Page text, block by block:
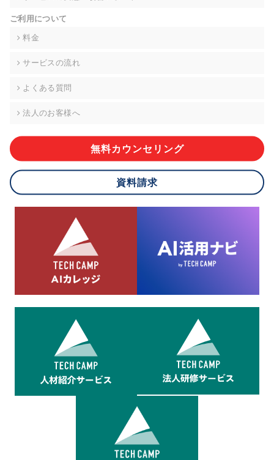
により、ご希望に添えない場合があります。 なお、アクセスロ
グなどの個人情報以外の情報については、原則として開示等は
株式会社div 個人情報問合せ窓口
メールアドレス:privacy_policy@di-v.co.jp
ご本人様が当社に個人情報を提供されるかどうかは任意による
応ができない場合があります。
8.cookieにより取得・分析した情報とその利用について
当社は第三者が運営するデータ・マネジメント・プラットフォ
ームからcookieにより収集されたウェブの閲覧機歴及びその分
析結果を取得し、これをお客様の個人データと結びつけた上
で、広告配信等の目的で利用いたします。
ご利用について
料金
サービスの流れ
よくある質問
法人のお客様へ
無料カウンセリング
資料請求